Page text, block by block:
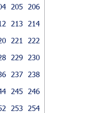
205
206
213
214
221
222
229
230
237
238
245
246
253
254